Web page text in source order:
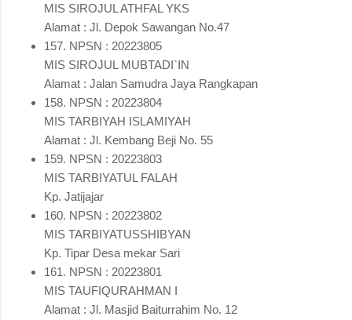
MIS SIROJUL ATHFAL YKS
Alamat : Jl. Depok Sawangan No.47
157. NPSN : 20223805
MIS SIROJUL MUBTADI`IN
Alamat : Jalan Samudra Jaya Rangkapan
158. NPSN : 20223804
MIS TARBIYAH ISLAMIYAH
Alamat : Jl. Kembang Beji No. 55
159. NPSN : 20223803
MIS TARBIYATUL FALAH
Kp. Jatijajar
160. NPSN : 20223802
MIS TARBIYATUSSHIBYAN
Kp. Tipar Desa mekar Sari
161. NPSN : 20223801
MIS TAUFIQURAHMAN I
Alamat : Jl. Masjid Baiturrahim No. 12